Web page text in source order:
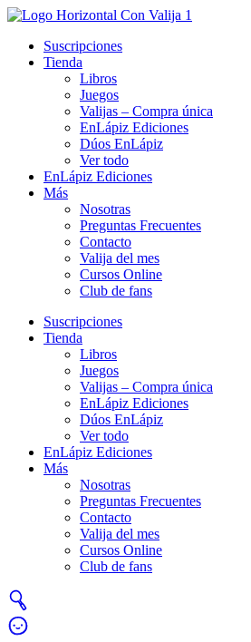
Ir
contenidoSuscripciones
Tienda
Libros
Juegos
Valijas – Compra única
EnLápiz Ediciones
Dúos EnLápiz
Ver todo
EnLápiz Ediciones
Más
Nosotras
Preguntas Frecuentes
Contacto
Valija del mes
Cursos Online
Club de fans
Suscripciones
Tienda
Libros
Juegos
Valijas – Compra única
EnLápiz Ediciones
Dúos EnLápiz
Ver todo
EnLápiz Ediciones
Más
Nosotras
Preguntas Frecuentes
Contacto
Valija del mes
Cursos Online
Club de fans